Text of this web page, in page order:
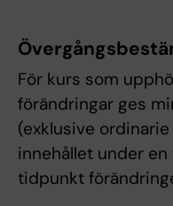
För kurs som
förändringar ges
(exklusive
innehållet under
tidpunkt